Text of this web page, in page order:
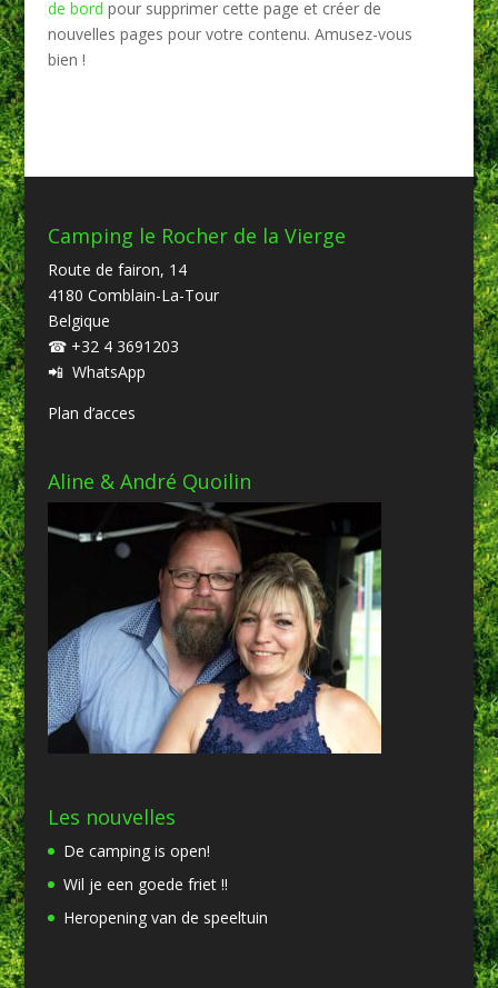
de bord pour supprimer cette page et créer de
nouvelles pages pour votre contenu. Amusez-vous
bien !
Camping le Rocher de la Vierge
Route de fairon, 14
4180 Comblain-La-Tour
Belgique
☎ +32 4 3691203
📲 WhatsApp
Plan d’acces
Aline & André Quoilin
Les nouvelles
De camping is open!
Wil je een goede friet !!
Heropening van de speeltuin